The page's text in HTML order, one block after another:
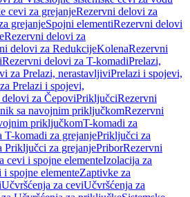
cevi za grejanjeRezervni delovi za
grejanjeSpojni elementiRezervni delovi
Rezervni delovi za
delovi za RedukcijeKolenaRezervni
Rezervni delovi za T-komadiPrelazi,
za Prelazi, nerastavljiviPrelazi i spojevi,
Prelazi i spojevi,
za ČepoviPriključciRezervni
sa navojnim priključkomRezervni
priključkomT-komadi za
T-komadi za grejanjePriključci za
Priključci za grejanjePriborRezervni
cevi i spojne elementeIzolacija za
spojne elementeZaptivke za
Učvršćenja za ceviUčvršćenja za